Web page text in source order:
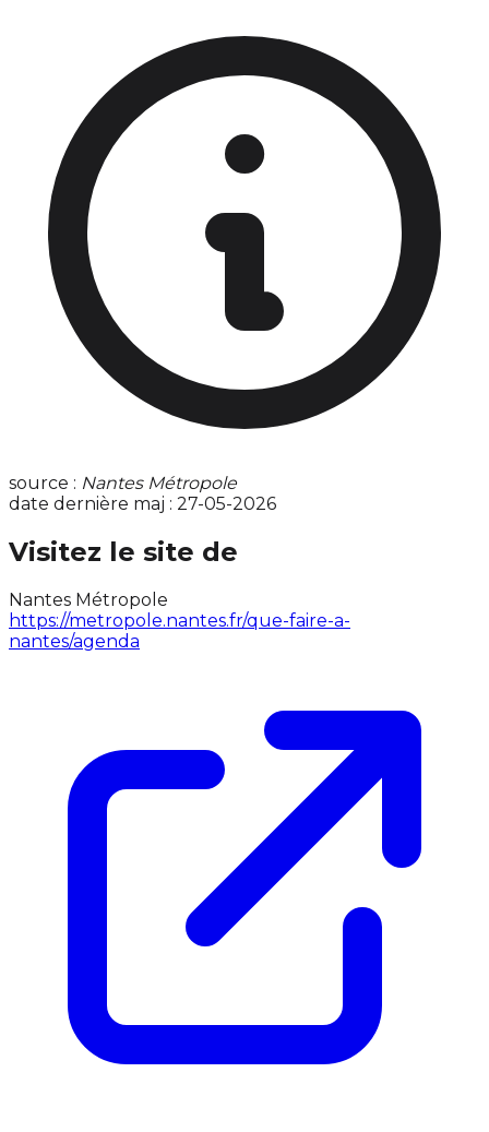
source : Nantes Métropole
date dernière maj : 27-05-2026
Visitez le site de
Nantes Métropole
https://metropole.nantes.fr/que-faire-a-
nantes/agenda